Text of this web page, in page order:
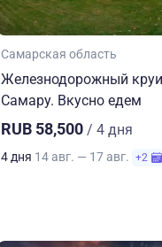
Самарская область
Железнодорожный
Самару. Вкусно едем
RUB 58,500 / 4 дня
4 дня 14 авг. — 17 авг. +2